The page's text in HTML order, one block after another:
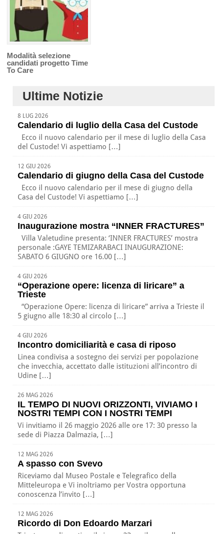
Modalità selezione
candidati progetto Time
To Care
Ultime Notizie
8 LUG 2026
Calendario di luglio della Casa del Custode
Ecco il nuovo calendario per il mese di luglio della Casa
del Custode! Vi aspettiamo […]
12 GIU 2026
Calendario di giugno della Casa del Custode
Ecco il nuovo calendario per il mese di giugno della
Casa del Custode! Vi aspettiamo […]
4 GIU 2026
Inaugurazione mostra “INNER FRACTURES”
Villa Valetudine presenta: ‘INNER FRACTURES’ mostra
personale :GAYE TEMIZARABACI INAUGURAZIONE:
SABATO 6 GIUGNO ore 16.00 […]
4 GIU 2026
“Operazione opere: licenza di liricare” a
Trieste
“Operazione Opere: licenza di liricare” arriva a Trieste il
5 giugno alle 18:30 al circolo […]
4 GIU 2026
Incontro domiciliarità e casa di riposo
Linea condivisa a sostegno dei servizi per popolazione
che invecchia, accettato dalle istituzioni all’incontro di
Udine […]
26 MAG 2026
IL TEMPO DI NUOVI ORIZZONTI, VIVIAMO I
NOSTRI TEMPI CON I NOSTRI TEMPI
Vi invitiamo il 26 maggio 2026 alle ore 17: 30 presso la
sede di Piazza Dalmazia, […]
12 MAG 2026
A spasso con Svevo
Riceviamo dal Museo Postale e Telegrafico della
Mitteleuropa e Vi inoltriamo per Vostra opportuna
conoscenza l’invito […]
12 MAG 2026
Ricordo di Don Edoardo Marzari